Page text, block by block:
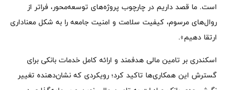
است. ما قصد داریم در چارچوب پروژه‌های توسعه‌محور، فراتر از
روال‌های مرسوم، کیفیت سلامت و امنیت جامعه را به شکل معناداری
ارتقا دهیم».
اسکندری بر تامین مالی هدفمند و ارائه کامل خدمات بانکی برای
گسترش این همکاری‌ها تاکید کرد؛ رویکردی که نشان‌دهنده تغییر